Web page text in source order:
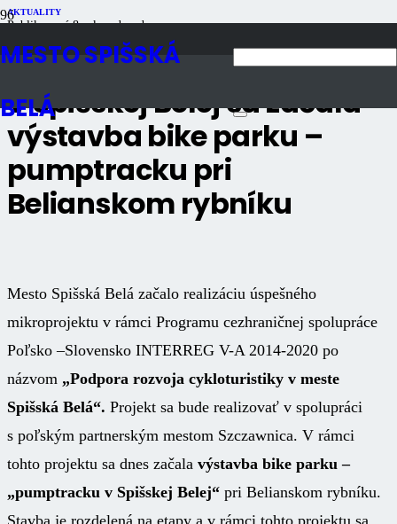
MESTO SPIŠSKÁ
BELÁ
AKTUALITY
Publikované8 rokov dozadu
V Spišskej Belej sa začala
výstavba bike parku –
pumptracku pri
Belianskom rybníku
Mesto Spišská Belá začalo realizáciu úspešného
mikroprojektu v rámci Programu cezhraničnej spolupráce
Poľsko –Slovensko INTERREG V-A 2014-2020 po
názvom „Podpora rozvoja cykloturistiky v meste
Spišská Belá“. Projekt sa bude realizovať v spolupráci
s poľským partnerským mestom Szczawnica. V rámci
tohto projektu sa dnes začala výstavba bike parku –
„pumptracku v Spišskej Belej“ pri Belianskom rybníku.
Stavba je rozdelená na etapy a v rámci tohto projektu sa